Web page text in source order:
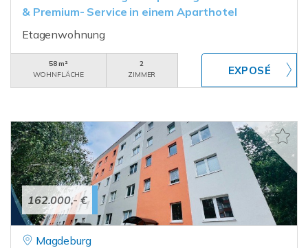
& Premium- Service in einem Aparthotel
Etagenwohnung
58 m²
WOHNFLÄCHE
2
ZIMMER
162.000,- €
Magdeburg